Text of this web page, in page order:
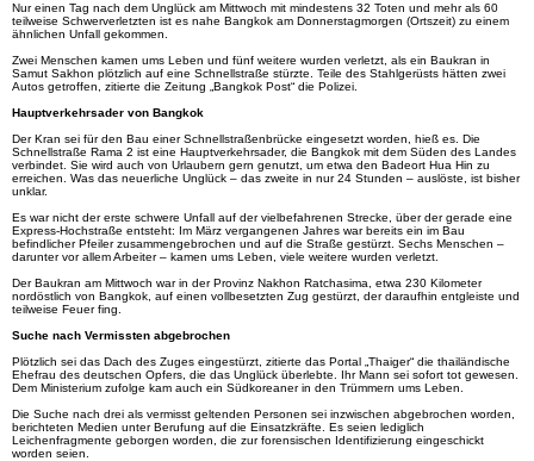
Nur einen Tag nach dem Unglück am Mittwoch mit mindestens 32 Toten und mehr als 60
teilweise Schwerverletzten ist es nahe Bangkok am Donnerstagmorgen (Ortszeit) zu einem
ähnlichen Unfall gekommen.
Zwei Menschen kamen ums Leben und fünf weitere wurden verletzt, als ein Baukran in
Samut Sakhon plötzlich auf eine Schnellstraße stürzte. Teile des Stahlgerüsts hätten zwei
Autos getroffen, zitierte die Zeitung „Bangkok Post“ die Polizei.
Hauptverkehrsader von Bangkok
Der Kran sei für den Bau einer Schnellstraßenbrücke eingesetzt worden, hieß es. Die
Schnellstraße Rama 2 ist eine Hauptverkehrsader, die Bangkok mit dem Süden des Landes
verbindet. Sie wird auch von Urlaubern gern genutzt, um etwa den Badeort Hua Hin zu
erreichen. Was das neuerliche Unglück – das zweite in nur 24 Stunden – auslöste, ist bisher
unklar.
Es war nicht der erste schwere Unfall auf der vielbefahrenen Strecke, über der gerade eine
Express-Hochstraße entsteht: Im März vergangenen Jahres war bereits ein im Bau
befindlicher Pfeiler zusammengebrochen und auf die Straße gestürzt. Sechs Menschen –
darunter vor allem Arbeiter – kamen ums Leben, viele weitere wurden verletzt.
Der Baukran am Mittwoch war in der Provinz Nakhon Ratchasima, etwa 230 Kilometer
nordöstlich von Bangkok, auf einen vollbesetzten Zug gestürzt, der daraufhin entgleiste und
teilweise Feuer fing.
Suche nach Vermissten abgebrochen
Plötzlich sei das Dach des Zuges eingestürzt, zitierte das Portal „Thaiger“ die thailändische
Ehefrau des deutschen Opfers, die das Unglück überlebte. Ihr Mann sei sofort tot gewesen.
Dem Ministerium zufolge kam auch ein Südkoreaner in den Trümmern ums Leben.
Die Suche nach drei als vermisst geltenden Personen sei inzwischen abgebrochen worden,
berichteten Medien unter Berufung auf die Einsatzkräfte. Es seien lediglich
Leichenfragmente geborgen worden, die zur forensischen Identifizierung eingeschickt
worden seien.